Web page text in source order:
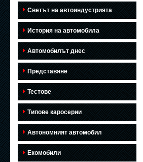
Светът на автоиндустрията
История на автомобила
Автомобилът днес
Представяне
Тестове
Типове каросерии
Автономният автомобил
Екомобили